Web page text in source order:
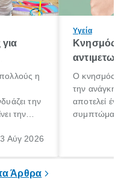
η
την
την
Αύγ 2026
Υγεία
Κνησμός:
Ο κνησμός
την ανάγκη
αποτελεί
Άρθρα